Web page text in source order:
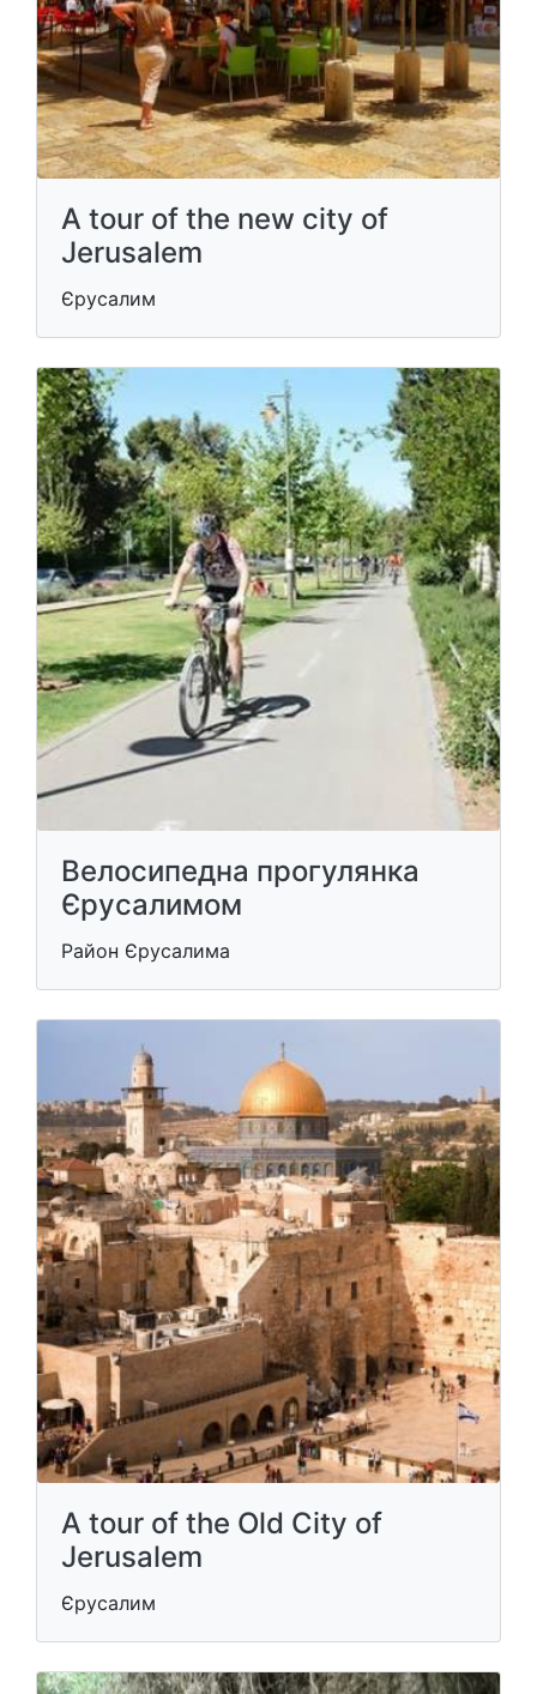
A tour of the new city of
Jerusalem
Єрусалим
Велосипедна прогулянка
Єрусалимом
Район Єрусалима
A tour of the Old City of
Jerusalem
Єрусалим